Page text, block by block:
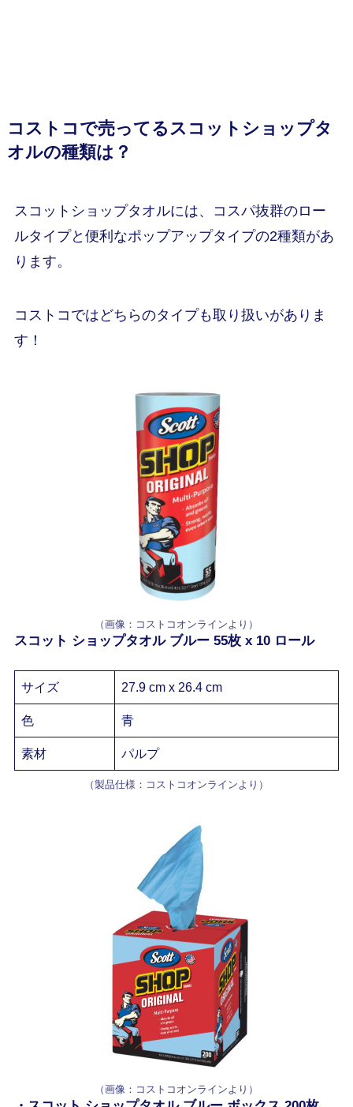
コストコで売ってるスコットショップタ
オルの種類は？
スコットショップタオルには、コスパ抜群のロー
ルタイプと便利なポップアップタイプの2種類があ
ります。
コストコではどちらのタイプも取り扱いがありま
す！
（画像：コストコオンラインより）
スコット ショップタオル ブルー 55枚 x 10 ロール
サイズ 27.9 cm x 26.4 cm
色 青
素材 パルプ
（製品仕様：コストコオンラインより）
（画像：コストコオンラインより）